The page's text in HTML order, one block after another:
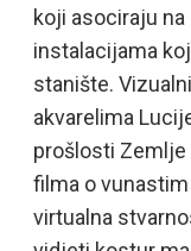
koji asociraju
instalacijama
stanište.
akvarelima
prošlosti
filma o
virtualna